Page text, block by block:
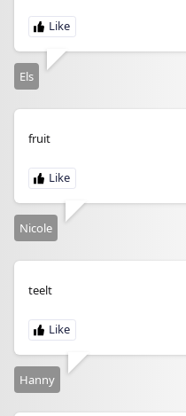
Els
fruit
Nicole
teelt
Hanny